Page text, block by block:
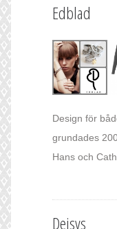
Edblad
Design för
grundades
Hans och
Deisys